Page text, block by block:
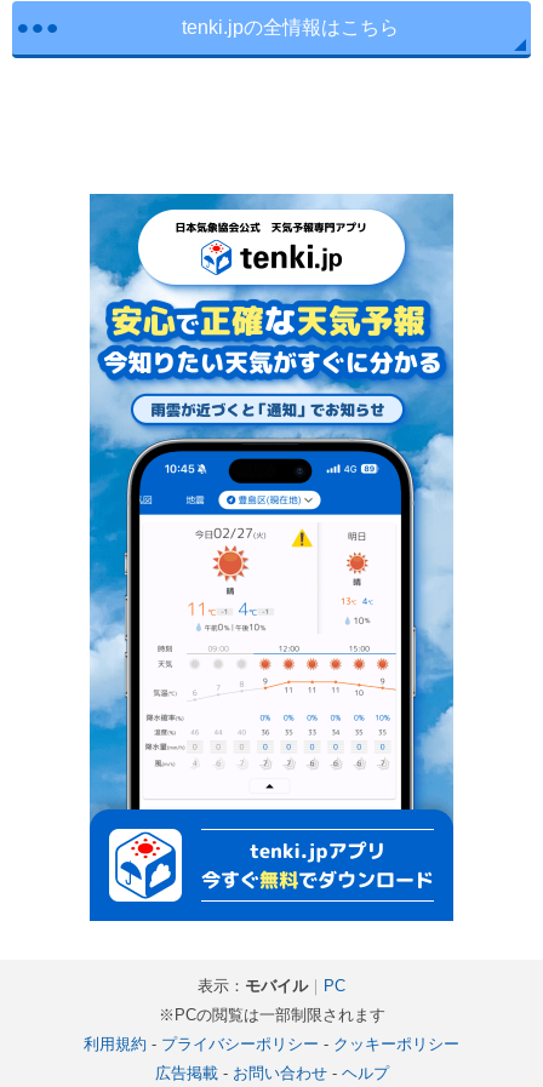
tenki.jpの全情報はこちら
表示： モバイル｜ PC
※PCの閲覧は一部制限されます
利用規約 - プライバシーポリシー - クッキーポリシー
広告掲載- お問い合わせ- ヘルプ